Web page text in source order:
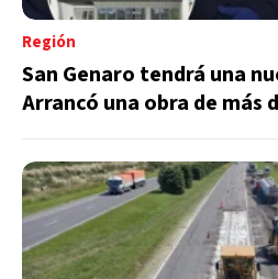
Región
San Genaro tendrá una
Arrancó una obra de más